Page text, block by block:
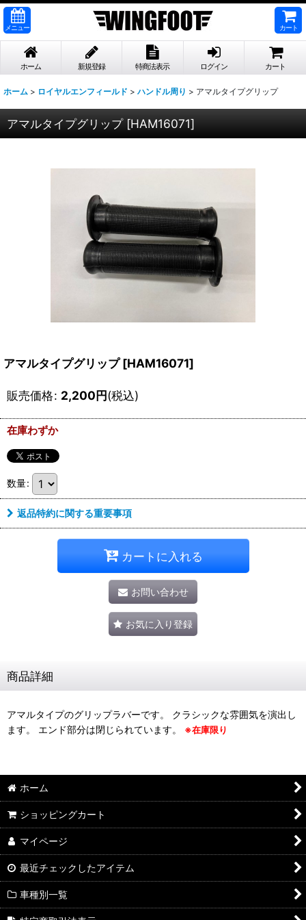
メニュー カート
ホーム 新規登録 特商法表示 ログイン カート
ホーム > ロイヤルエンフィールド > ハンドル周り > アマルタイプグリップ
アマルタイプグリップ [HAM16071]
アマルタイプグリップ [HAM16071]
販売価格: 2,200円(税込)
在庫わずか
数量:
返品特約に関する重要事項
カートに入れる
お問い合わせ
お気に入り登録
商品詳細
アマルタイプのグリップラバーです。 クラシックな雰囲気を演出し
ます。 エンド部分は閉じられています。 ※在庫限り
ホーム
ショッピングカート
マイページ
最近チェックしたアイテム
車種別一覧